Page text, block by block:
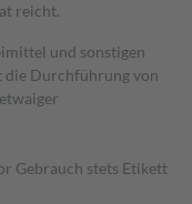
reicht.
und sonstigen
die Durchführung von
Gebrauch stets Etikett